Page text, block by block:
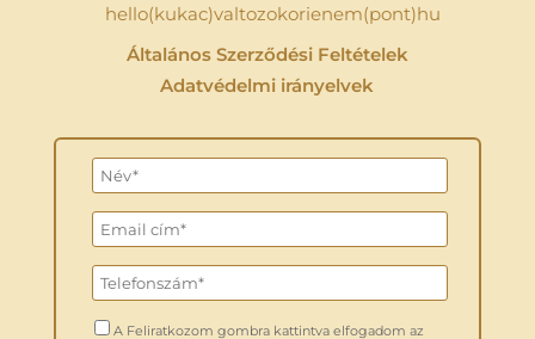
hello(kukac)valtozokorienem(pont)hu
Általános Szerződési Feltételek
Adatvédelmi irányelvek
A Feliratkozom gombra kattintva elfogadom az